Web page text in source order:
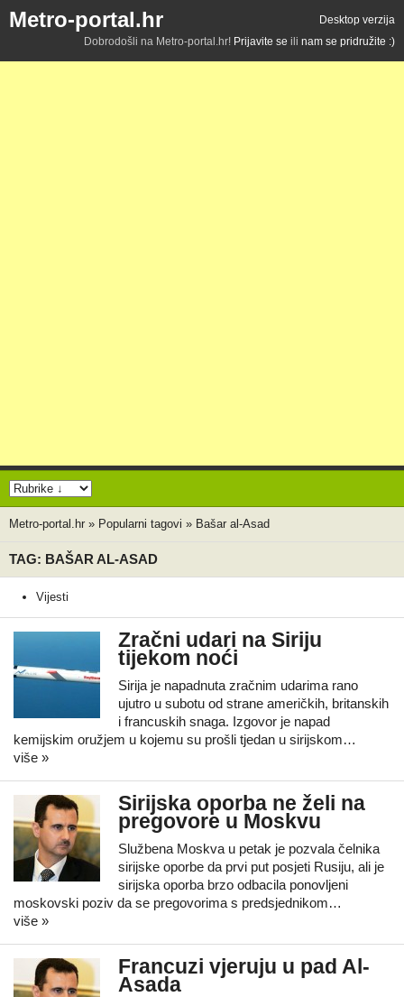
Metro-portal.hr
Desktop verzija
Dobrodošli na Metro-portal.hr! Prijavite se ili nam se pridružite :)
Metro-portal.hr » Popularni tagovi » Bašar al-Asad
TAG: BAŠAR AL-ASAD
Vijesti
Zračni udari na Siriju
tijekom noći
Sirija je napadnuta zračnim udarima rano
ujutro u subotu od strane američkih, britanskih
i francuskih snaga. Izgovor je napad
kemijskim oružjem u kojemu su prošli tjedan u sirijskom…
više »
Sirijska oporba ne želi na
pregovore u Moskvu
Službena Moskva u petak je pozvala čelnika
sirijske oporbe da prvi put posjeti Rusiju, ali je
sirijska oporba brzo odbacila ponovljeni
moskovski poziv da se pregovorima s predsjednikom…
više »
Francuzi vjeruju u pad Al-
Asada